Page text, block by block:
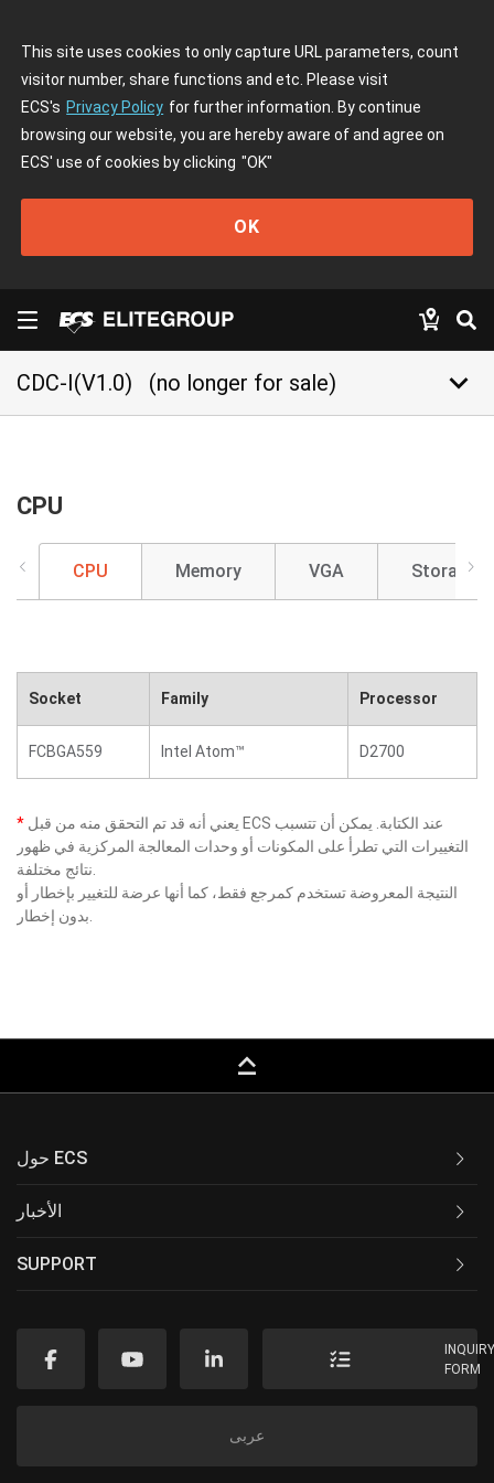
This site uses cookies to only capture URL parameters, count
visitor number, share functions and etc. Please visit
ECS's Privacy Policy for further information. By continue
browsing our website, you are hereby aware of and agree on
ECS' use of cookies by clicking "OK"
OK
CDC-I(V1.0) (no longer for sale) keyboard_arrow_down
CPU
CPU Memory VGA Storage
Socket Family Processor
FCBGA559 Intel Atom™ D2700
*
التغييرات التي تطرأ على المكونات أو وحدات المعالجة المركزية في ظهور
النتيجة المعروضة تستخدم كمرجع فقط، كما أنها عرضة للتغيير بإخطار أو
keyboard_capslock
حول ECS
الأخبار
SUPPORT
FORM
عربى